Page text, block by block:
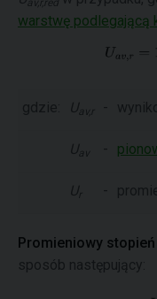
av,r,red
warstwę podlegającą
gdzie: U av,r -
U av -
Ur -
Promieniowy
sposób następujący: